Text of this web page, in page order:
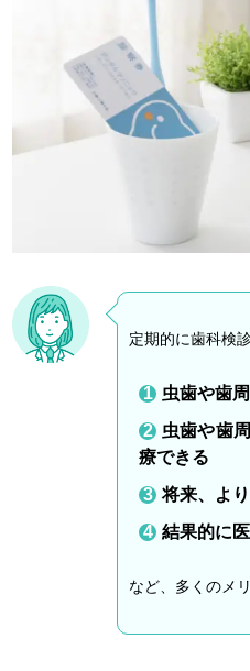
定期的に歯科検
虫歯や歯
虫歯や歯
療できる
将来、よ
結果的に
など、多くのメ